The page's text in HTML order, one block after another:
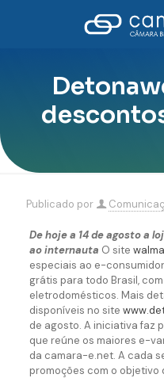
Publicado por
De hoje a 14 de agosto a
ao internauta O site
especiais ao e-
grátis para todo Brasil,
eletrodomésticos. Mais
disponíveis no site
de agosto. A iniciativa faz
que reúne os maiores e-
da camara-e.net. A cada
promoções com o